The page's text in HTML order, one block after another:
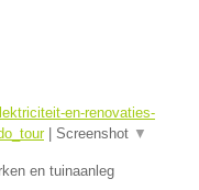
en-renovaties-
| Screenshot ▼
en tuinaanleg